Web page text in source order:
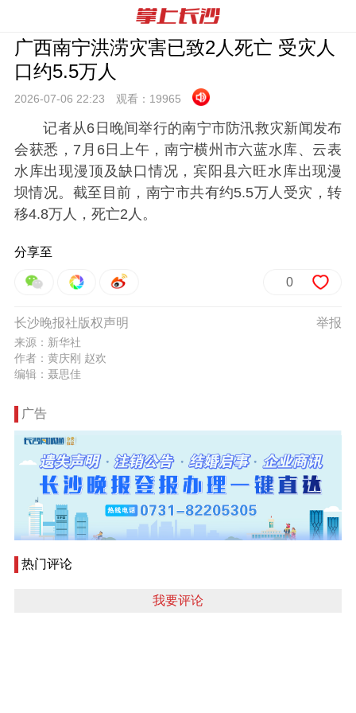
广西南宁洪涝灾害已致2人死亡 受灾人
口约5.5万人
2026-07-06 22:23 观看： 19965
记者从6日晚间举行的南宁市防汛救灾新闻发布
会获悉，7月6日上午，南宁横州市六蓝水库、云表
水库出现漫顶及缺口情况，宾阳县六旺水库出现漫
坝情况。截至目前，南宁市共有约5.5万人受灾，转
移4.8万人，死亡2人。
分享至
0
举报
长沙晚报社版权声明
来源：新华社
作者：黄庆刚 赵欢
编辑：聂思佳
广告
热门评论
我要评论